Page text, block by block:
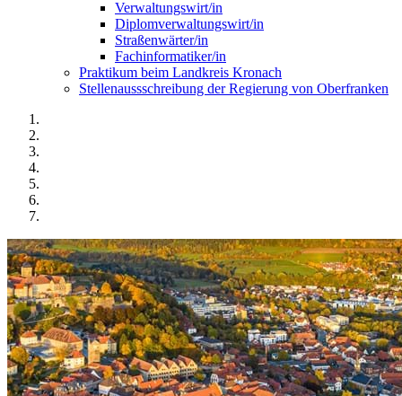
Verwaltungswirt/in
Diplomverwaltungswirt/in
Straßenwärter/in
Fachinformatiker/in
Praktikum beim Landkreis Kronach
Stellenaussschreibung der Regierung von Oberfranken